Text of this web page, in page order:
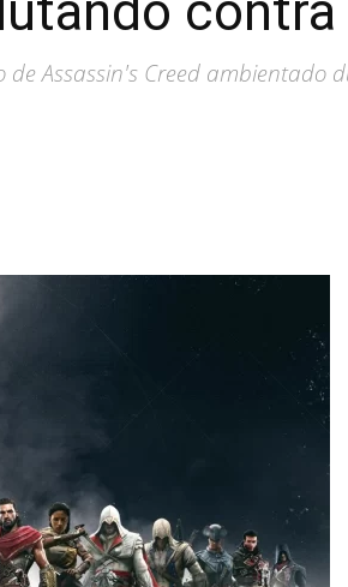
Assassin's Creed ambientado